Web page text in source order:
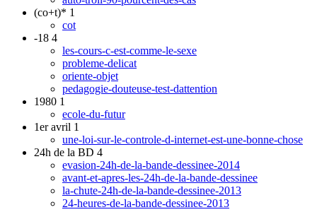
(co+t)* 1
cot
-18 4
les-cours-c-est-comme-le-sexe
probleme-delicat
oriente-objet
pedagogie-douteuse-test-dattention
1980 1
ecole-du-futur
1er avril 1
une-loi-sur-le-controle-d-internet-est-une-bonne-chose
24h de la BD 4
evasion-24h-de-la-bande-dessinee-2014
avant-et-apres-les-24h-de-la-bande-dessinee
la-chute-24h-de-la-bande-dessinee-2013
24-heures-de-la-bande-dessinee-2013